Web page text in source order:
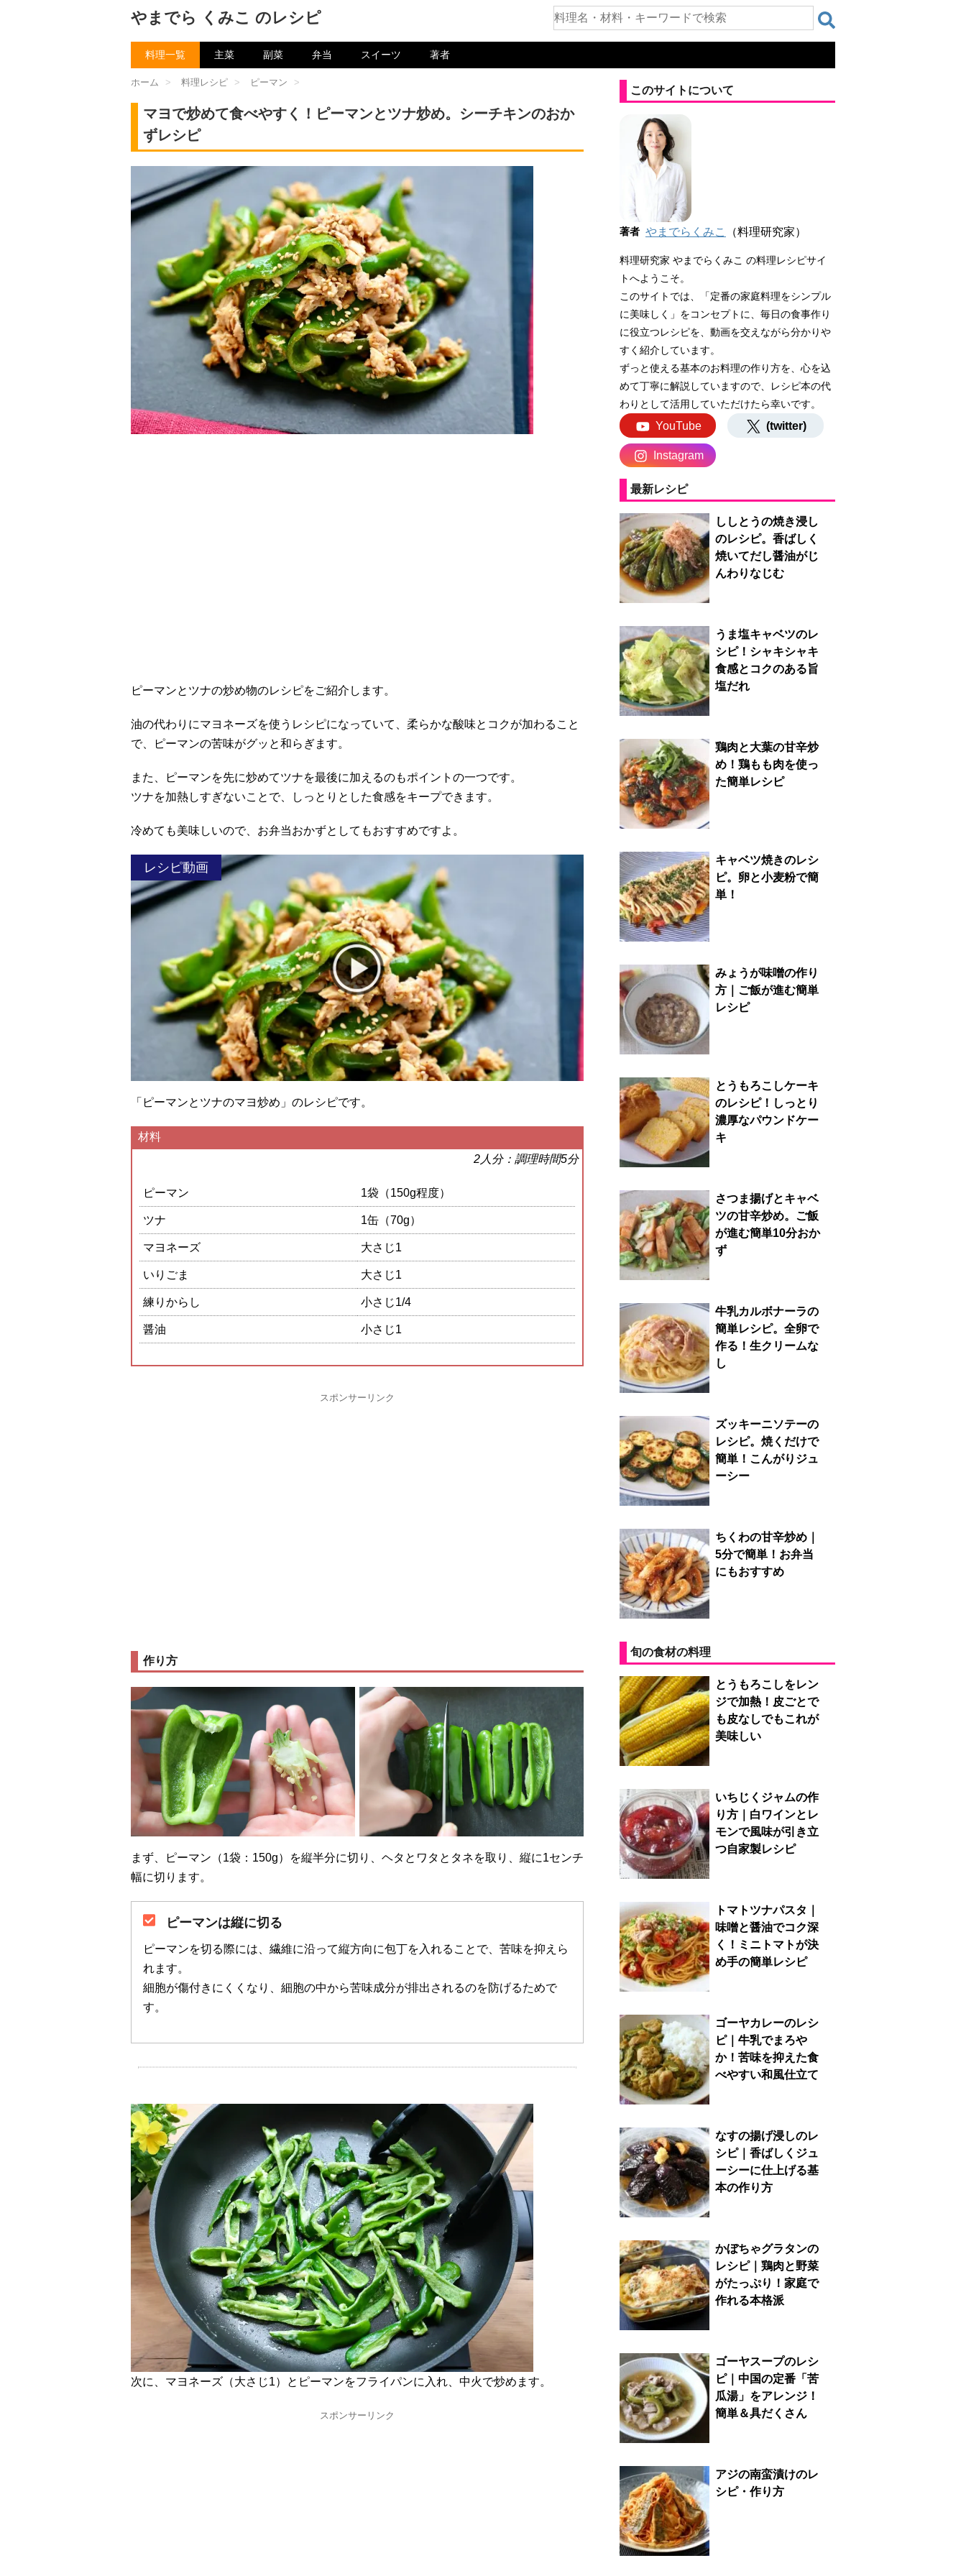
やまでら くみこ のレシピ
料理一覧 主菜 副菜 弁当 スイーツ 著者
ホーム > 料理レシピ > ピーマン >
マヨで炒めて食べやすく！ピーマンとツナ炒め。シーチキンのおか
ずレシピ
ピーマンとツナの炒め物のレシピをご紹介します。
油の代わりにマヨネーズを使うレシピになっていて、柔らかな酸味とコクが加わること
で、ピーマンの苦味がグッと和らぎます。
また、ピーマンを先に炒めてツナを最後に加えるのもポイントの一つです。
ツナを加熱しすぎないことで、しっとりとした食感をキープできます。
冷めても美味しいので、お弁当おかずとしてもおすすめですよ。
レシピ動画
「ピーマンとツナのマヨ炒め」のレシピです。
材料
2人分：調理時間5分
ピーマン 1袋（150g程度）
ツナ 1缶（70g）
マヨネーズ 大さじ1
いりごま 大さじ1
練りからし 小さじ1/4
醤油 小さじ1
スポンサーリンク
作り方
まず、ピーマン（1袋：150g）を縦半分に切り、ヘタとワタとタネを取り、縦に1センチ
幅に切ります。
ピーマンは縦に切る
ピーマンを切る際には、繊維に沿って縦方向に包丁を入れることで、苦味を抑えら
れます。
細胞が傷付きにくくなり、細胞の中から苦味成分が排出されるのを防げるためで
す。
次に、マヨネーズ（大さじ1）とピーマンをフライパンに入れ、中火で炒めます。
スポンサーリンク
このサイトについて
著者 やまでらくみこ （料理研究家）
料理研究家 やまでらくみこ の料理レシピサイ
トへようこそ。
このサイトでは、「定番の家庭料理をシンプル
に美味しく」をコンセプトに、毎日の食事作り
に役立つレシピを、動画を交えながら分かりや
すく紹介しています。
ずっと使える基本のお料理の作り方を、心を込
めて丁寧に解説していますので、レシピ本の代
わりとして活用していただけたら幸いです。
YouTube (twitter)
Instagram
最新レシピ
ししとうの焼き浸し
のレシピ。香ばしく
焼いてだし醤油がじ
んわりなじむ
うま塩キャベツのレ
シピ！シャキシャキ
食感とコクのある旨
塩だれ
鶏肉と大葉の甘辛炒
め！鶏もも肉を使っ
た簡単レシピ
キャベツ焼きのレシ
ピ。卵と小麦粉で簡
単！
みょうが味噌の作り
方｜ご飯が進む簡単
レシピ
とうもろこしケーキ
のレシピ！しっとり
濃厚なパウンドケー
キ
さつま揚げとキャベ
ツの甘辛炒め。ご飯
が進む簡単10分おか
ず
牛乳カルボナーラの
簡単レシピ。全卵で
作る！生クリームな
し
ズッキーニソテーの
レシピ。焼くだけで
簡単！こんがりジュ
ーシー
ちくわの甘辛炒め｜
5分で簡単！お弁当
にもおすすめ
旬の食材の料理
とうもろこしをレン
ジで加熱！皮ごとで
も皮なしでもこれが
美味しい
いちじくジャムの作
り方｜白ワインとレ
モンで風味が引き立
つ自家製レシピ
トマトツナパスタ｜
味噌と醤油でコク深
く！ミニトマトが決
め手の簡単レシピ
ゴーヤカレーのレシ
ピ｜牛乳でまろや
か！苦味を抑えた食
べやすい和風仕立て
なすの揚げ浸しのレ
シピ｜香ばしくジュ
ーシーに仕上げる基
本の作り方
かぼちゃグラタンの
レシピ｜鶏肉と野菜
がたっぷり！家庭で
作れる本格派
ゴーヤスープのレシ
ピ｜中国の定番「苦
瓜湯」をアレンジ！
簡単＆具だくさん
アジの南蛮漬けのレ
シピ・作り方